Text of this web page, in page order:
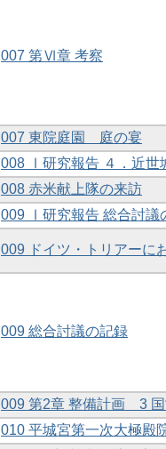
007 第Ⅵ章 考察
007 東院庭園 庭の宴
008 Ⅰ研究報告 ４．近世
008 赤米献上隊の来訪
009 Ⅰ研究報告 総合討議
009 ドイツ・トリアーに
009 総合討議の記録
009 第2章 整備計画 3
010 平城宮第一次大極殿